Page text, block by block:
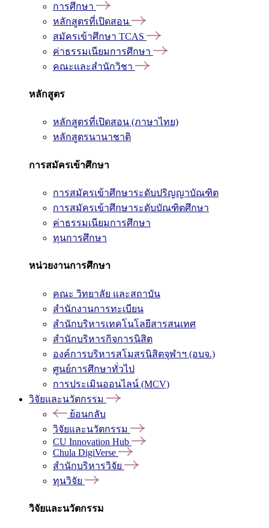
การศึกษา
หลักสูตรที่เปิดสอน
สมัครเข้าศึกษา TCAS
ค่าธรรมเนียมการศึกษา
คณะและสำนักวิชา
หลักสูตร
หลักสูตรที่เปิดสอน (ภาษาไทย)
หลักสูตรนานาชาติ
การสมัครเข้าศึกษา
การสมัครเข้าศึกษาระดับปริญญาบัณฑิต
การสมัครเข้าศึกษาระดับบัณฑิตศึกษา
ค่าธรรมเนียมการศึกษา
ทุนการศึกษา
หน่วยงานการศึกษา
คณะ วิทยาลัย และสถาบัน
สำนักงานการทะเบียน
สำนักบริหารเทคโนโลยีสารสนเทศ
สำนักบริหารกิจการนิสิต
องค์การบริหารสโมสรนิสิตจุฬาฯ (อบจ.)
ศูนย์การศึกษาทั่วไป
การประเมินออนไลน์ (MCV)
วิจัยและนวัตกรรม
ย้อนกลับ
วิจัยและนวัตกรรม
CU Innovation Hub
Chula DigiVerse
สำนักบริหารวิจัย
ทุนวิจัย
วิจัยและนวัตกรรม